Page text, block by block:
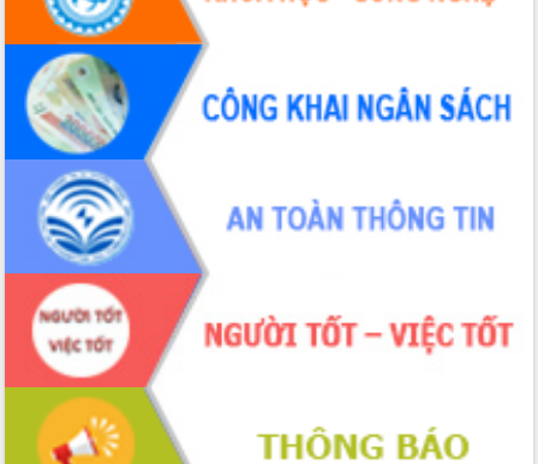
Hội nghị Báo cáo viên Trung ương
tháng 01/2026
Phó Thủ tướng Hồ Quốc Dũng đánh giá
cao kết quả Chiến dịch Quang Trung
tại Đắk Lắk
Hội nghị Ban Chấp hành Đảng bộ tỉnh
Đắk Lắk lần thứ 2 (mở rộng)
Tập trung giải phóng mặt bằng, đẩy
nhanh tiến độ Tuyến đường bộ ven
biển
Gỡ khó, khởi công xây dựng, sửa chữa
toàn bộ nhà ở cho hộ dân đúng tiến độ
đề ra
UBND tỉnh Đắk Lắk tổng kết công tác
quốc phòng, quân sự địa phương năm
Tập trung triển khai quyết liệt, đồng bộ
các giải pháp nhằm thực hiện hiệu quả